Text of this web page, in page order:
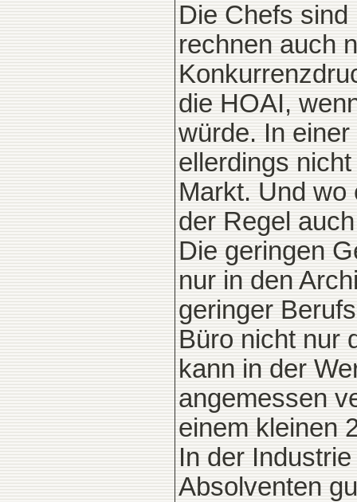
Die Chefs
rechnen auch
die HOAI,
würde. In
ellerdings
Markt. Und wo
der Regel
Die geringen
nur in den
geringer
Büro nicht nur
kann in der
angemessen
einem kleinen
In der
Absolventen